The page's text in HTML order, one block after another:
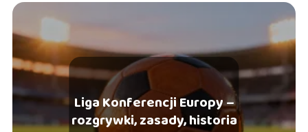
Liga Konferencji Europy –
rozgrywki, zasady, historia